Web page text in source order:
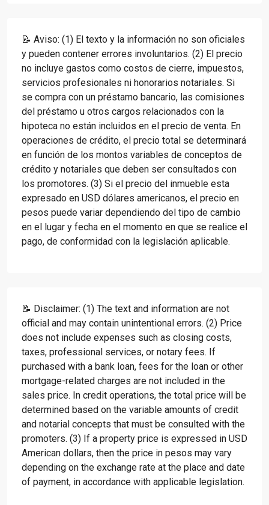
📝 Aviso: (1) El texto y la información no son oficiales
y pueden contener errores involuntarios. (2) El precio
no incluye gastos como costos de cierre, impuestos,
servicios profesionales ni honorarios notariales. Si
se compra con un préstamo bancario, las comisiones
del préstamo u otros cargos relacionados con la
hipoteca no están incluidos en el precio de venta. En
operaciones de crédito, el precio total se determinará
en función de los montos variables de conceptos de
crédito y notariales que deben ser consultados con
los promotores. (3) Si el precio del inmueble esta
expresado en USD dólares americanos, el precio en
pesos puede variar dependiendo del tipo de cambio
en el lugar y fecha en el momento en que se realice el
pago, de conformidad con la legislación aplicable.
📝 Disclaimer: (1) The text and information are not
official and may contain unintentional errors. (2) Price
does not include expenses such as closing costs,
taxes, professional services, or notary fees. If
purchased with a bank loan, fees for the loan or other
mortgage-related charges are not included in the
sales price. In credit operations, the total price will be
determined based on the variable amounts of credit
and notarial concepts that must be consulted with the
promoters. (3) If a property price is expressed in USD
American dollars, then the price in pesos may vary
depending on the exchange rate at the place and date
of payment, in accordance with applicable legislation.